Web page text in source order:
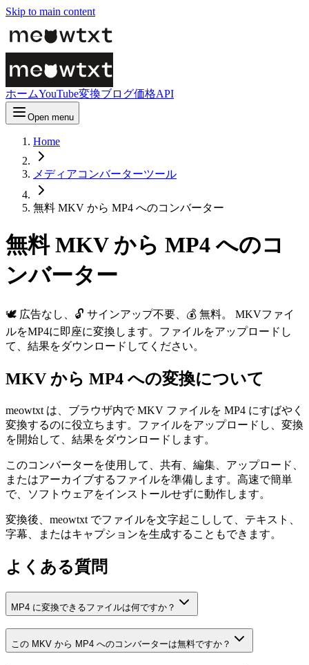
Skip to main content
ホームYouTube変換ブログ価格API
Open menu
Home
メディアコンバーターツール
無料 MKV から MP4 へのコンバーター
無料 MKV から MP4 へのコ
ンバーター
🕊️ 広告なし、🔓 サインアップ不要、💰 無料。 MKVファイ
ルをMP4に即座に変換します。ファイルをアップロードし
て、結果をダウンロードしてください。
MKV から MP4 への変換について
meowtxt は、ブラウザ内で MKV ファイルを MP4 にすばやく
変換するのに役立ちます。ファイルをアップロードし、変換
を開始して、結果をダウンロードします。
このコンバーターを使用して、共有、編集、アップロード、
またはアーカイブするファイルを準備します。高速で簡単
で、ソフトウェアをインストールせずに動作します。
変換後、meowtxt でファイルを文字起こしして、テキスト、
字幕、またはキャプションを生成することもできます。
よくある質問
MP4 に変換できるファイルは何ですか？
この MKV から MP4 へのコンバーターは無料ですか？